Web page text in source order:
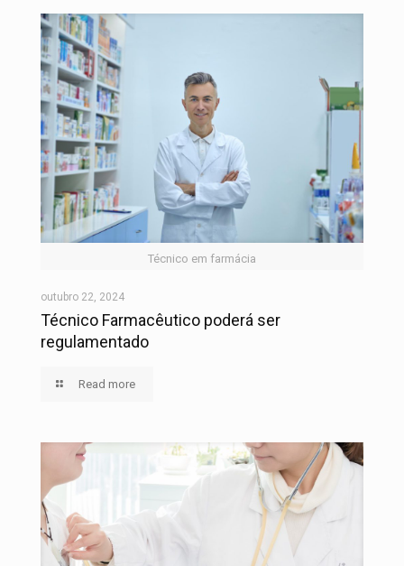
Técnico em farmácia
outubro 22, 2024
Técnico Farmacêutico poderá ser
regulamentado
Read more